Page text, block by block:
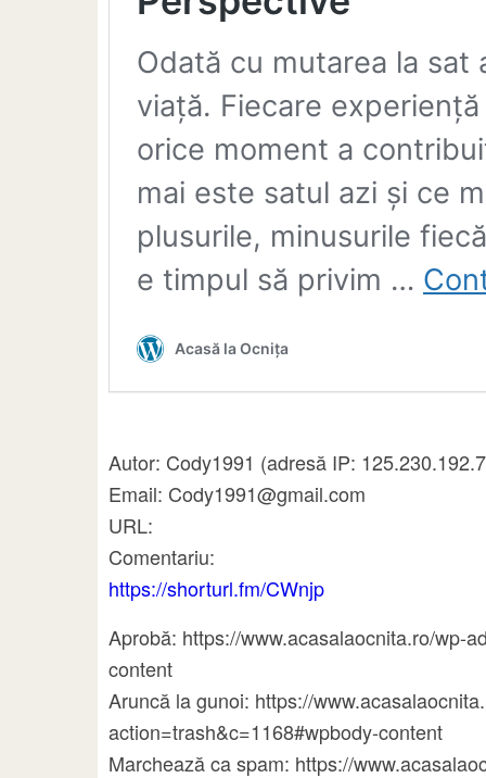
Autor: Cody1991 (adresă IP:
Email: Cody1991@gmail.com
URL:
Comentariu:
https://shorturl.fm/CWnjp
Aprobă: https://www.acasalaocnita.ro/wp-
content
Aruncă la gunoi: https://
action=trash&c=1168#wpbody-content
Marchează ca spam: https://